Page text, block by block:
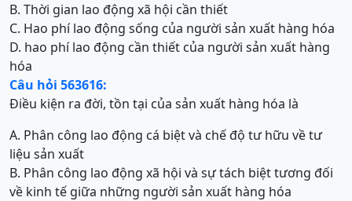
B. Thời gian lao động xã hội cần thiết
C. Hao phí lao động sống của người sản xuất hàng hóa
D. hao phí lao động cần thiết của người sản xuất hàng
hóa
Câu hỏi 563616:
Điều kiện ra đời, tồn tại của sản xuất hàng hóa là
A. Phân công lao động cá biệt và chế độ tư hữu về tư
liệu sản xuất
B. Phân công lao động xã hội và sự tách biệt tương đối
về kinh tế giữa những người sản xuất hàng hóa